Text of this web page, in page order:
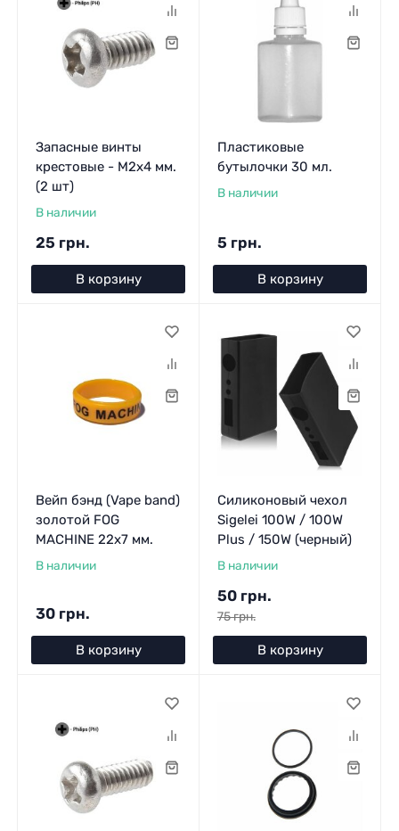
Запасные винты
крестовые - M2x4 мм.
(2 шт)
В наличии
25 грн.
В корзину
Пластиковые
бутылочки 30 мл.
В наличии
5 грн.
В корзину
Вейп бэнд (Vape band)
золотой FOG
MACHINE 22x7 мм.
В наличии
30 грн.
В корзину
Силиконовый чехол
Sigelei 100W / 100W
Plus / 150W (черный)
В наличии
50 грн.
75 грн.
В корзину